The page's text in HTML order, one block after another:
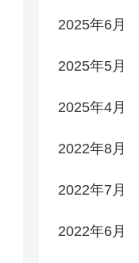
2025年6月
2025年5月
2025年4月
2022年8月
2022年7月
2022年6月